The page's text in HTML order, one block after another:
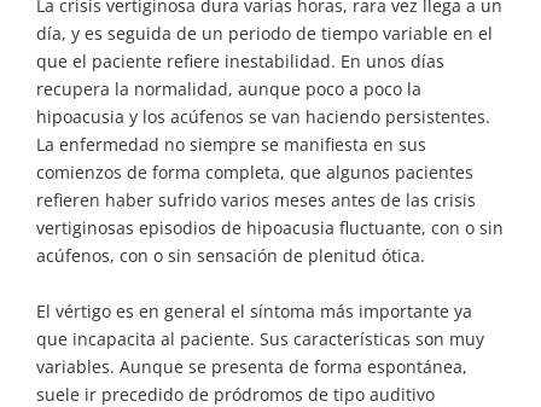
La crisis vertiginosa dura varias horas, rara vez llega a un
día, y es seguida de un periodo de tiempo variable en el
que el paciente refiere inestabilidad. En unos días
recupera la normalidad, aunque poco a poco la
hipoacusia y los acúfenos se van haciendo persistentes.
La enfermedad no siempre se manifiesta en sus
comienzos de forma completa, que algunos pacientes
refieren haber sufrido varios meses antes de las crisis
vertiginosas episodios de hipoacusia fluctuante, con o sin
acúfenos, con o sin sensación de plenitud ótica.
El vértigo es en general el síntoma más importante ya
que incapacita al paciente. Sus características son muy
variables. Aunque se presenta de forma espontánea,
suele ir precedido de pródromos de tipo auditivo